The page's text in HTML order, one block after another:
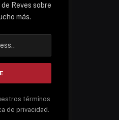
Reves sobre
más.
términos
de privacidad